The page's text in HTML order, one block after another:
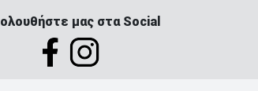
μας στα Social